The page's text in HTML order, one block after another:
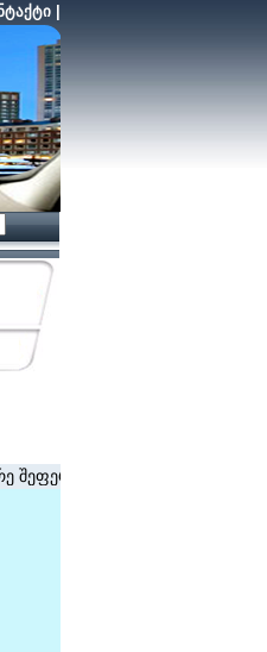
(შეზღუდვა არ